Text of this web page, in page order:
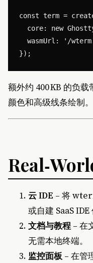
const term =
core: new
wasmUrl: '/
额外约 400 KB 的负
颜色和高级线条绘制。
云 IDE – 将
或自建 SaaS IDE
文档与教程– 在
无需本地终端。
监控面板– 在管